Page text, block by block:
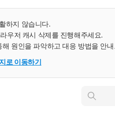
하지 않습니다.
우저 캐시 삭제를 진행해주세요.
원인을 파악하고 대응 방법을 안
로 이동하기
인